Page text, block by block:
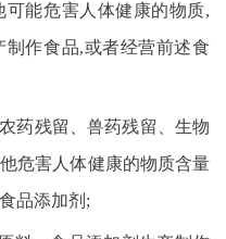
能危害人体健康的物质,
作食品,或者经营前述食
药残留、兽药残留、生物
危害人体健康的物质含量
品添加剂;